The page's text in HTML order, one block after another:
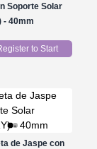
Soporte Solar
- 40mm
to Start
de Jaspe con